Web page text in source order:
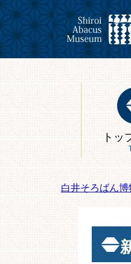
トッ
白井そろばん